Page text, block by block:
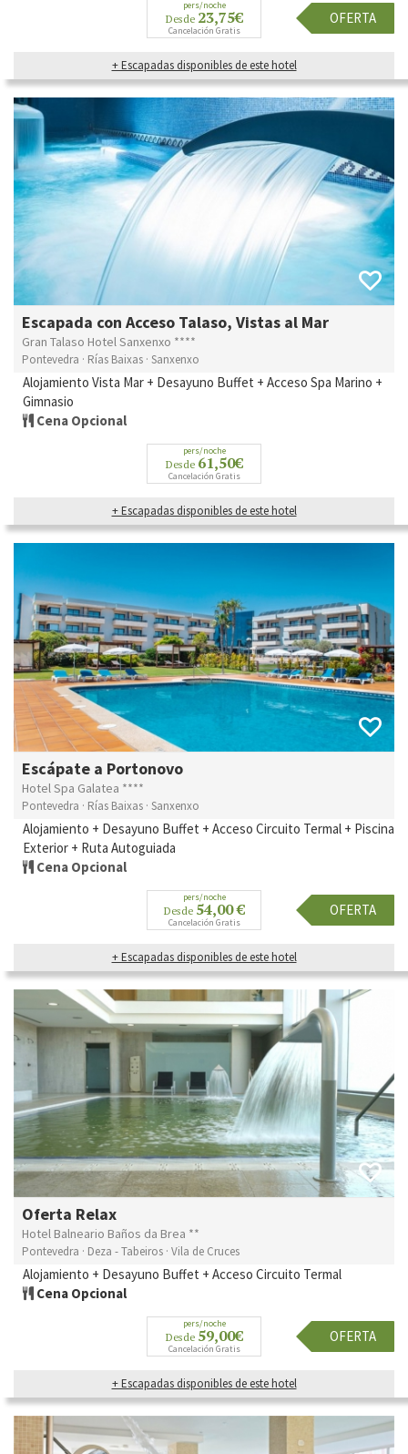
pers/noche
Desde 23,75€
Cancelación Gratis
OFERTA
+ Escapadas disponibles de este hotel
Escapada con Acceso Talaso, Vistas al Mar
Gran Talaso Hotel Sanxenxo ****
Pontevedra · Rías Baixas · Sanxenxo
Alojamiento Vista Mar + Desayuno Buffet + Acceso Spa Marino +
Gimnasio
Cena Opcional
pers/noche
Desde 61,50€
Cancelación Gratis
+ Escapadas disponibles de este hotel
Escápate a Portonovo
Hotel Spa Galatea ****
Pontevedra · Rías Baixas · Sanxenxo
Alojamiento + Desayuno Buffet + Acceso Circuito Termal + Piscina
Exterior + Ruta Autoguiada
Cena Opcional
pers/noche
Desde 54,00 €
Cancelación Gratis
OFERTA
+ Escapadas disponibles de este hotel
Oferta Relax
Hotel Balneario Baños da Brea **
Pontevedra · Deza - Tabeiros · Vila de Cruces
Alojamiento + Desayuno Buffet + Acceso Circuito Termal
Cena Opcional
pers/noche
Desde 59,00€
Cancelación Gratis
OFERTA
+ Escapadas disponibles de este hotel